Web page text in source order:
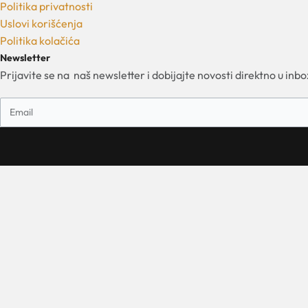
Politika privatnosti
Uslovi korišćenja
Politika kolačića
Newsletter
Prijavite se na naš newsletter i dobijajte novosti direktno u